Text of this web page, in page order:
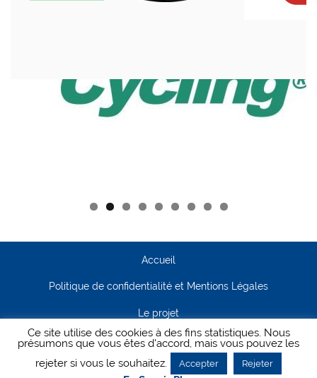
Accueil
Politique de confidentialité et Mentions Légales
Le projet
Contact
Ce site utilise des cookies à des fins statistiques. Nous
présumons que vous êtes d'accord, mais vous pouvez les
rejeter si vous le souhaitez.
Accepter Rejeter